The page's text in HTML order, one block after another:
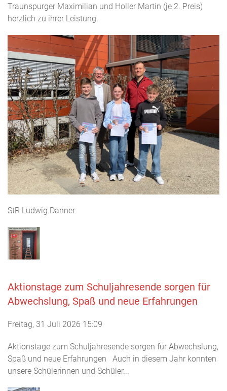
Traunspurger Maximilian und Holler Martin (je 2. Preis)
herzlich zu ihrer Leistung.
StR Ludwig Danner
Aktionstage zum Schuljahresende sorgen für
Abwechslung, Spaß und neue Erfahrungen
Freitag, 31 Juli 2026 15:09
Aktionstage zum Schuljahresende sorgen für Abwechslung,
Spaß und neue Erfahrungen Auch in diesem Jahr konnten
unsere Schülerinnen und Schüler...